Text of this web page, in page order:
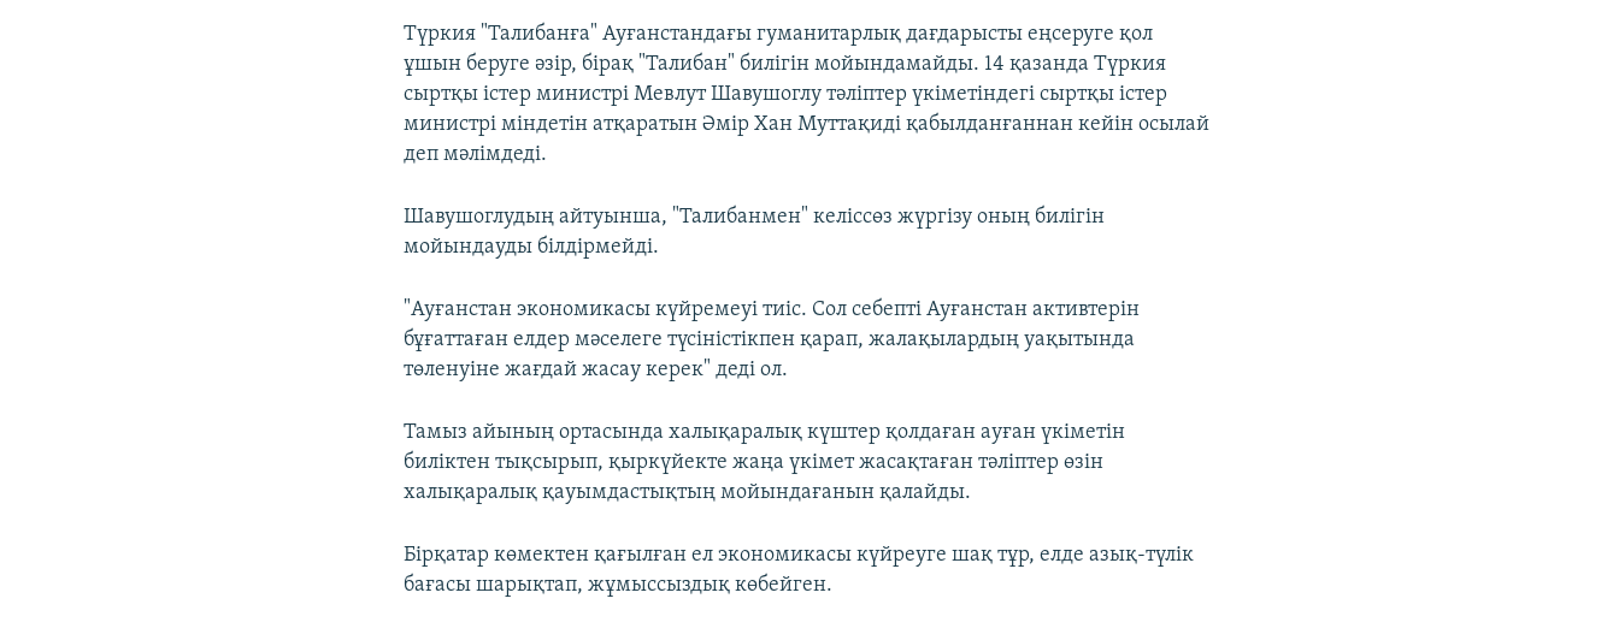
Түркия "Талибанға" Ауғанстандағы гуманитарлық дағдарысты еңсеруге қол
ұшын беруге әзір, бірақ "Талибан" билігін мойындамайды. 14 қазанда Түркия
сыртқы істер министрі Мевлут Шавушоглу тәліптер үкіметіндегі сыртқы істер
министрі міндетін атқаратын Әмір Хан Муттақиді қабылданғаннан кейін осылай
деп мәлімдеді.
Шавушоглудың айтуынша, "Талибанмен" келіссөз жүргізу оның билігін
мойындауды білдірмейді.
"Ауғанстан экономикасы күйремеуі тиіс. Сол себепті Ауғанстан активтерін
бұғаттаған елдер мәселеге түсіністікпен қарап, жалақылардың уақытында
төленуіне жағдай жасау керек" деді ол.
Тамыз айының ортасында халықаралық күштер қолдаған ауған үкіметін
биліктен тықсырып, қыркүйекте жаңа үкімет жасақтаған тәліптер өзін
халықаралық қауымдастықтың мойындағанын қалайды.
Бірқатар көмектен қағылған ел экономикасы күйреуге шақ тұр, елде азық-түлік
бағасы шарықтап, жұмыссыздық көбейген.